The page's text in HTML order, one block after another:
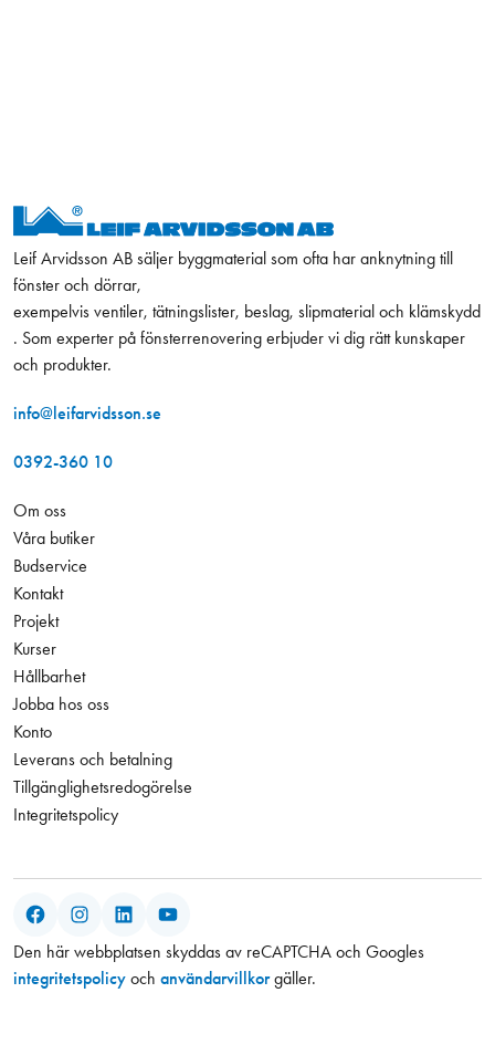
Leif Arvidsson AB säljer byggmaterial som ofta har anknytning till
fönster och dörrar,
exempelvis ventiler, tätningslister, beslag, slipmaterial och klämskydd
. Som experter på fönsterrenovering erbjuder vi dig rätt kunskaper
och produkter.
info@leifarvidsson.se
0392-360 10
Om oss
Våra butiker
Budservice
Kontakt
Projekt
Kurser
Hållbarhet
Jobba hos oss
Konto
Leverans och betalning
Tillgänglighetsredogörelse
Integritetspolicy
Facebook
Instagram
LinkedIn
Den här webbplatsen skyddas av reCAPTCHA och Googles
integritetspolicy och användarvillkorgäller.